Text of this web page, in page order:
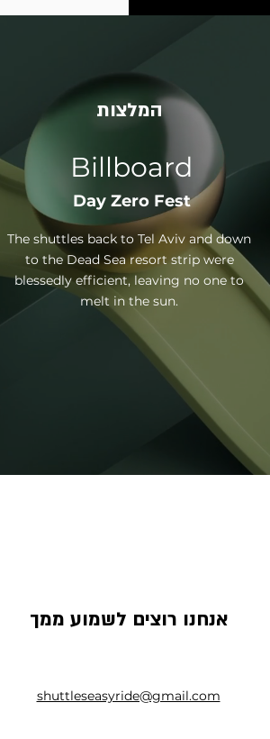
המלצות
Billboard
Day Zero Fest
The shuttles back to Tel Aviv and down
to the Dead Sea resort strip were
blessedly efficient, leaving no one to
melt in the sun.
אנחנו רוצים לשמוע ממך
shuttleseasyride@gmail.com